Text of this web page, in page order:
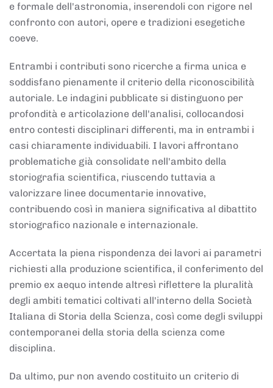
e formale dell'astronomia, inserendoli con rigore nel
confronto con autori, opere e tradizioni esegetiche
coeve.
Entrambi i contributi sono ricerche a firma unica e
soddisfano pienamente il criterio della riconoscibilità
autoriale. Le indagini pubblicate si distinguono per
profondità e articolazione dell'analisi, collocandosi
entro contesti disciplinari differenti, ma in entrambi i
casi chiaramente individuabili. I lavori affrontano
problematiche già consolidate nell'ambito della
storiografia scientifica, riuscendo tuttavia a
valorizzare linee documentarie innovative,
contribuendo così in maniera significativa al dibattito
storiografico nazionale e internazionale.
Accertata la piena rispondenza dei lavori ai parametri
richiesti alla produzione scientifica, il conferimento del
premio ex aequo intende altresì riflettere la pluralità
degli ambiti tematici coltivati all'interno della Società
Italiana di Storia della Scienza, così come degli sviluppi
contemporanei della storia della scienza come
disciplina.
Da ultimo, pur non avendo costituito un criterio di